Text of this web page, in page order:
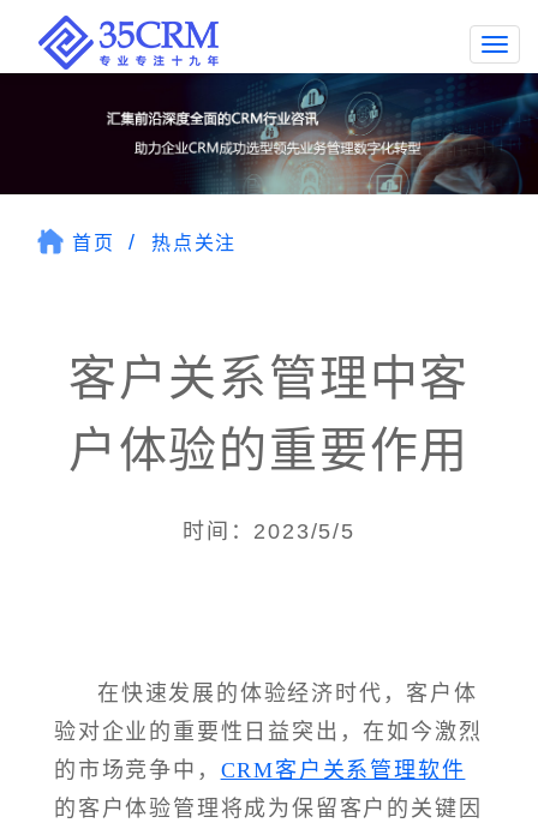
首页 热点关注
客户关系管理中客
户体验的重要作用
时间：2023/5/5
在快速发展的体验经济时代，客户体
验对企业的重要性日益突出，在如今激烈
的市场竞争中， CRM客户关系管理软件
的客户体验管理将成为保留客户的关键因